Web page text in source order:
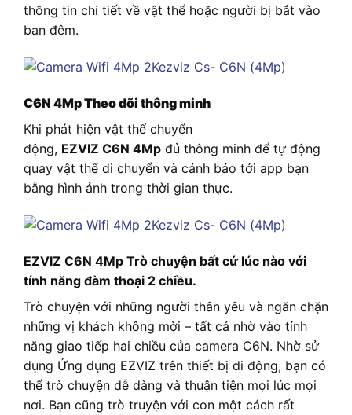
thông tin chi tiết về vật thể hoặc người bị bắt vào
ban đêm.
C6N 4Mp Theo dõi thông minh
Khi phát hiện vật thể chuyển
động, EZVIZ C6N 4Mp đủ thông minh để tự động
quay vật thể di chuyển và cảnh báo tới app bạn
bằng hình ảnh trong thời gian thực.
EZVIZ C6N 4Mp Trò chuyện bất cứ lúc nào với
tính năng đàm thoại 2 chiều.
Trò chuyện với những người thân yêu và ngăn chặn
những vị khách không mời – tất cả nhờ vào tính
năng giao tiếp hai chiều của camera C6N. Nhờ sử
dụng Ứng dụng EZVIZ trên thiết bị di động, bạn có
thể trò chuyện dễ dàng và thuận tiện mọi lúc mọi
nơi. Bạn cũng trò truyện với con một cách rất